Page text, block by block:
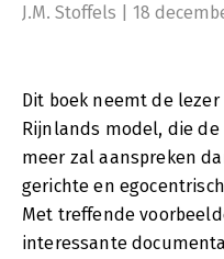
J.M. Stoffels | 18
Dit boek neemt de
Rijnlands model, die
meer zal aanspreken
gerichte en
Met treffende
interessante